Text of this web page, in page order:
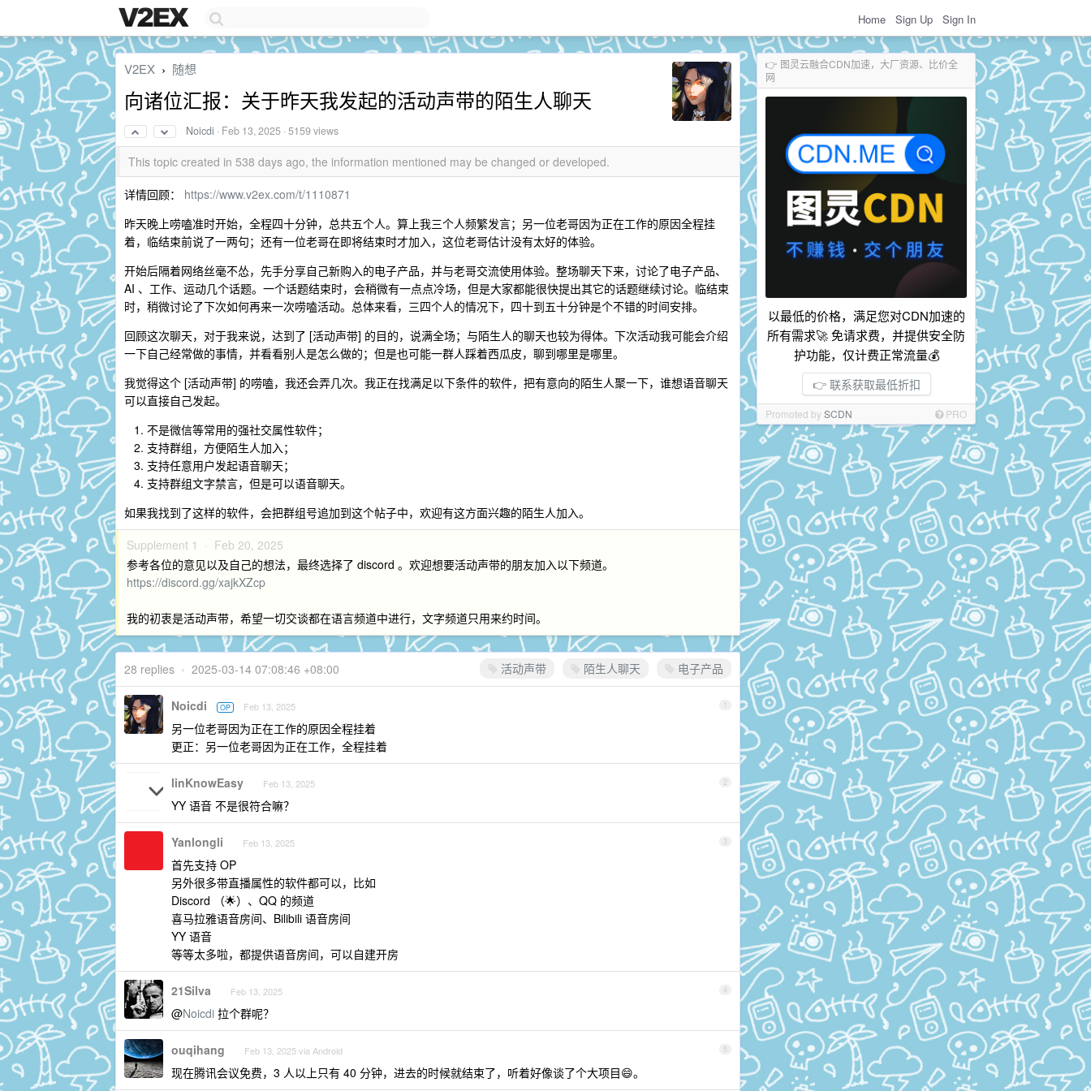
Home Sign Up Sign In
👉 图灵云融合CDN加速，大厂资源、比价全
网
以最低的价格，满足您对CDN加速的
所有需求🚀 免请求费，并提供安全防
护功能，仅计费正常流量💰
👉 联系获取最低折扣
Promoted bySCDN PRO
V2EX › 随想
向诸位汇报：关于昨天我发起的活动声带的陌生人聊天
Noicdi · Feb 13, 2025 · 5159 views
This topic created in 538 days ago, the information mentioned may be changed or developed.
详情回顾： https://www.v2ex.com/t/1110871
昨天晚上唠嗑准时开始，全程四十分钟，总共五个人。算上我三个人频繁发言；另一位老哥因为正在工作的原因全程挂
着，临结束前说了一两句；还有一位老哥在即将结束时才加入，这位老哥估计没有太好的体验。
开始后隔着网络丝毫不怂，先手分享自己新购入的电子产品，并与老哥交流使用体验。整场聊天下来，讨论了电子产品、
AI 、工作、运动几个话题。一个话题结束时，会稍微有一点点冷场，但是大家都能很快提出其它的话题继续讨论。临结束
时，稍微讨论了下次如何再来一次唠嗑活动。总体来看，三四个人的情况下，四十到五十分钟是个不错的时间安排。
回顾这次聊天，对于我来说，达到了 [活动声带] 的目的，说满全场；与陌生人的聊天也较为得体。下次活动我可能会介绍
一下自己经常做的事情，并看看别人是怎么做的；但是也可能一群人踩着西瓜皮，聊到哪里是哪里。
我觉得这个 [活动声带] 的唠嗑，我还会弄几次。我正在找满足以下条件的软件，把有意向的陌生人聚一下，谁想语音聊天
可以直接自己发起。
不是微信等常用的强社交属性软件；
支持群组，方便陌生人加入；
支持任意用户发起语音聊天；
支持群组文字禁言，但是可以语音聊天。
如果我找到了这样的软件，会把群组号追加到这个帖子中，欢迎有这方面兴趣的陌生人加入。
Supplement 1 · Feb 20, 2025
参考各位的意见以及自己的想法，最终选择了 discord 。欢迎想要活动声带的朋友加入以下频道。
https://discord.gg/xajkXZcp
我的初衷是活动声带，希望一切交谈都在语言频道中进行，文字频道只用来约时间。
活动声带 陌生人聊天 电子产品
28 replies • 2025-03-14 07:08:46 +08:00
1
Noicdi OP Feb 13, 2025
另一位老哥因为正在工作的原因全程挂着
更正：另一位老哥因为正在工作，全程挂着
2
linKnowEasy Feb 13, 2025
YY 语音 不是很符合嘛？
3
Yanlongli Feb 13, 2025
首先支持 OP
另外很多带直播属性的软件都可以，比如
Discord （🌟）、QQ 的频道
喜马拉雅语音房间、Bilibili 语音房间
YY 语音
等等太多啦，都提供语音房间，可以自建开房
4
21Silva Feb 13, 2025
@Noicdi 拉个群呢？
5
ouqihang Feb 13, 2025 via Android
现在腾讯会议免费，3 人以上只有 40 分钟，进去的时候就结束了，听着好像谈了个大项目😄。